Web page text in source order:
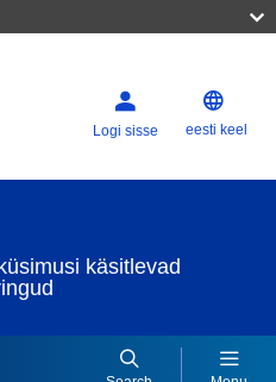
Logi sisse eesti keel
käsitlevad